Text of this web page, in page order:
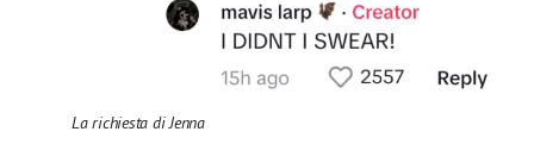
La richiesta di Jenna